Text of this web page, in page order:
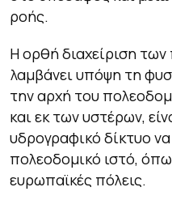
ροής.
Η ορθή διαχείριση
λαμβάνει υπόψη τη
την αρχή του
και εκ των υστέρων,
υδρογραφικό δίκτυο
πολεοδομικό ιστό,
ευρωπαϊκές πόλεις.